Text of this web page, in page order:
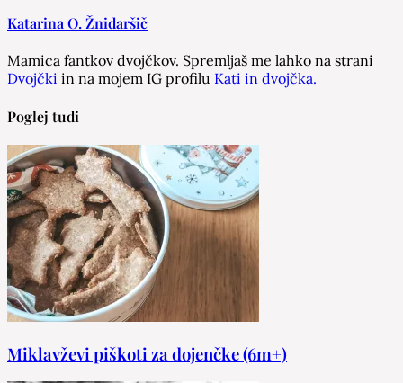
Katarina O. Žnidaršič
Mamica fantkov dvojčkov. Spremljaš me lahko na strani
Dvojčki in na mojem IG profilu Kati in dvojčka.
Poglej tudi
Miklavževi piškoti za dojenčke (6m+)